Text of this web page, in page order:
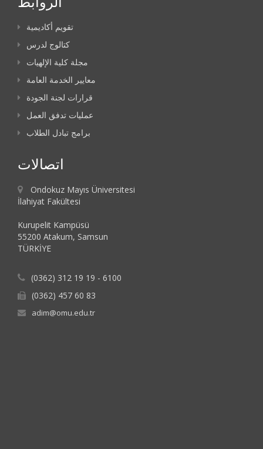
تقويم أكاديمية
كتالوج لدرس
مجلة كلية الإلهيات
معايير الخدمة العامة
قرارات لجنة الجودة
عمليات تدفق العمل
برامج تبادل الطلاب
اتصالات
Ondokuz Mayıs Üniversitesi
İlahiyat Fakültesi
Kurupelit Kampüsü
55200 Atakum, Samsun
TÜRKİYE
(0362) 312 19 19 - 6100
(0362) 457 60 83
adim@omu.edu.tr